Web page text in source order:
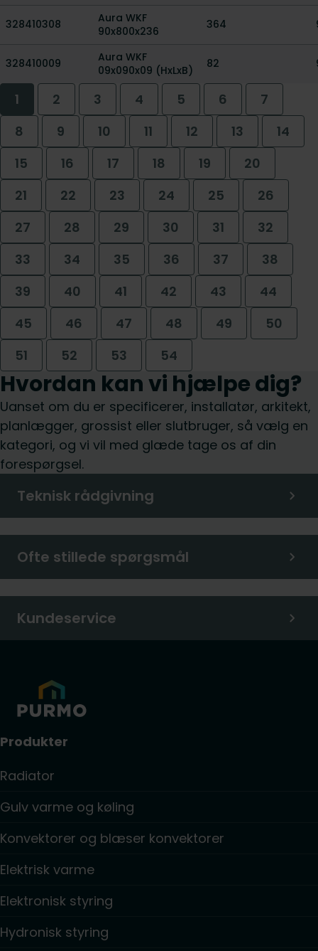
328410308
Aura WKF
90x800x236
364
328410009
Aura WKF
09x090x09 (HxLxB)
82
1 2 3 4 5 6
7
8
9 10 11 12 13
14
15
16 17 18 19
20
21
22 23 24 25
26
27
28 29 30 31
32
33
34 35 36 37
38
39
40 41 42 43
44
45
46 47 48 49
50
51
52 53 54
Hvordan kan vi hjælpe dig?
Uanset om du er specificerer, installatør, arkitekt,
planlægger, grossist eller slutbruger, så vælg en
kategori, og vi vil med glæde tage os af din
forespørgsel.
Teknisk rådgivning
Ofte stillede spørgsmål
Kundeservice
Produkter
Radiator
Gulv varme og køling
Konvektorer og blæser konvektorer
Elektrisk varme
Elektronisk styring
Hydronisk styring